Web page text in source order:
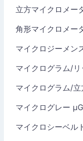
立方マイクロメー
角形マイクロメー
マイクロジーメン
マイクログラム/
マイクログラム/
マイクログレー
マイクロシーベル